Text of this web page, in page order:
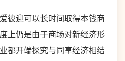
彼迎可以长时间取得本钱商
上仍是由于商场对新经济形
都开端探究与同享经济相结